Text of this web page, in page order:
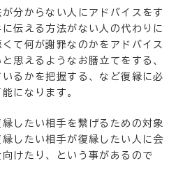
分からない人にアドバイスをす
伝える方法がない人の代わりに
て何が謝罪なのかをアドバイス
思えるようなお膳立てをする、
るかを把握する、など復縁に必
になります。
したい相手を繋げるための対象
したい相手が復縁したい人に会
けたり、という事があるので